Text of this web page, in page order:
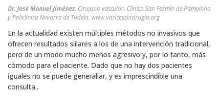
Dr. José Manuel Jiménez. Cirujano vascular. Clínica San Fermín de Pamplona
y Policlínica Navarra de Tudela. www.varicessincirugia.org
En la actualidad existen múltiples métodos no invasivos que
ofrecen resultados siilares a los de una intervención tradicional,
pero de un modo mucho menos agresivo y, por lo tanto, más
cómodo para el paciente. Dado que no hay dos pacientes
iguales no se puede generaliar, y es imprescindible una
consulta...